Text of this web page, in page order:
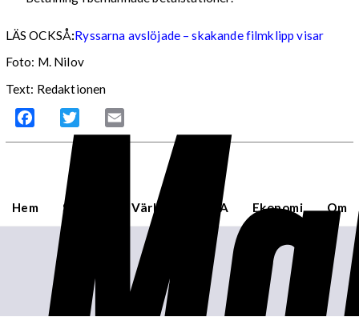
LÄS OCKSÅ:Ryssarna avslöjade – skakande filmklipp visar
Foto: M. Nilov
Text: Redaktionen
Facebook Twitter
Hem Sverige Världen USA Ekonomi Om